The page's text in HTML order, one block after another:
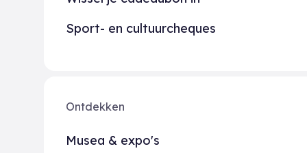
Sport- en cultuurcheques
Ontdekken
Musea & expo's